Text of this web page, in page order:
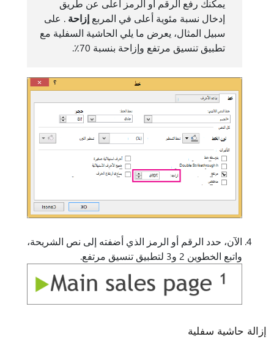
يمكنك رفع الرقم أو الرمز أعلى عن طريق
إدخال نسبة مئوية أعلى في المربعإزاحة . على
سبيل المثال، يعرض ما يلي الحاشية السفلية مع
تطبيق تنسيق مرتفع وإزاحة بنسبة 70٪.
الآن، حدد الرقم أو الرمز الذي أضفته إلى نص الشريحة،
واتبع الخطوين 2 و3 لتطبيق تنسيق مرتفع.
إزالة حاشية سفلية